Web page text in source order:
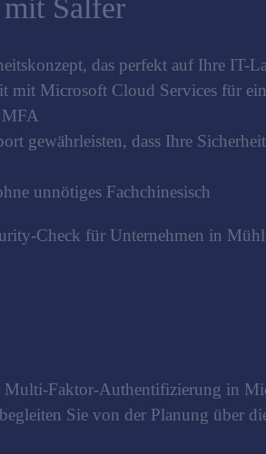
Salfer
das perfekt auf Ihre IT-
mit Microsoft Cloud Services für
MFA
gewährleisten, dass Ihre
unnötiges Fachchinesisch
Check für Unternehmen in
Multi-Faktor-Authentifizierung in
Sie von der Planung über